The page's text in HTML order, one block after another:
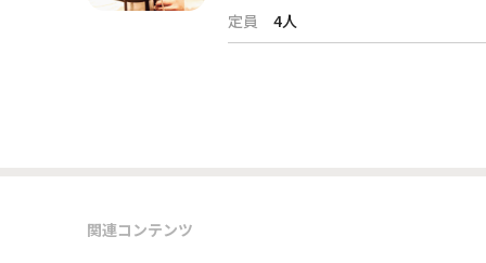
定員
4人
関連コンテンツ